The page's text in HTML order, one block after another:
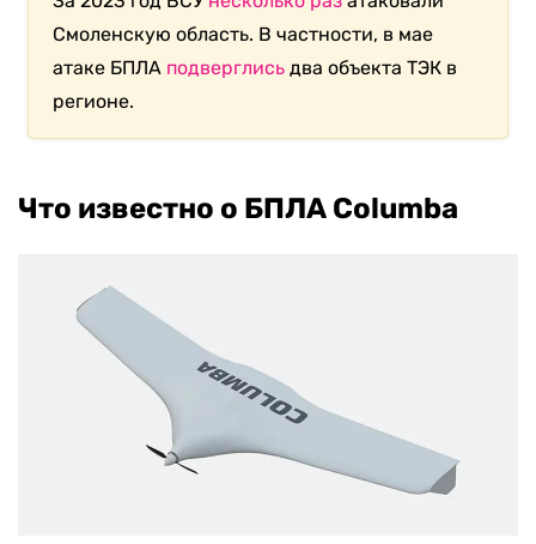
Смоленскую область. В частности, в мае
атаке БПЛА подверглись два объекта ТЭК в
регионе.
Что известно о БПЛА Columba